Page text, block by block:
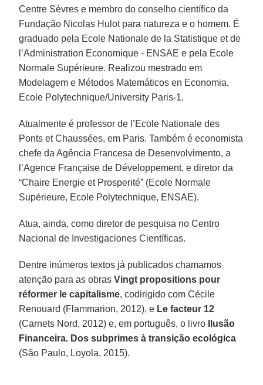
Centre Sèvres e membro do conselho científico da
Fundação Nicolas Hulot para natureza e o homem. É
graduado pela Ecole Nationale de la Statistique et de
l’Administration Economique - ENSAE e pela Ecole
Normale Supérieure. Realizou mestrado em
Modelagem e Métodos Matemáticos en Economia,
Ecole Polytechnique/University Paris-1.
Atualmente é professor de l’Ecole Nationale des
Ponts et Chaussées, em Paris. Também é economista
chefe da Agência Francesa de Desenvolvimento, a
l’Agence Française de Développement, e diretor da
“Chaire Energie et Prosperité” (Ecole Normale
Supérieure, Ecole Polytechnique, ENSAE).
Atua, ainda, como diretor de pesquisa no Centro
Nacional de Investigaciones Científicas.
Dentre inúmeros textos já publicados chamamos
atenção para as obrasVingt propositions pour
réformer le capitalisme, codirigido com Cécile
Renouard (Flammarion, 2012), e Le facteur 12
(Carnets Nord, 2012) e, em português, o livro
Ilusão
Financeira. Dos subprimes à transição ecológica
(São Paulo, Loyola, 2015).